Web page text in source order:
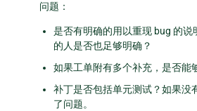
问题：
是否有明确的用以重现 bug 的
的人是否也足够明确？
如果工单附有多个补充，是否能
补丁是否包括单元测试？如果没
了问题。